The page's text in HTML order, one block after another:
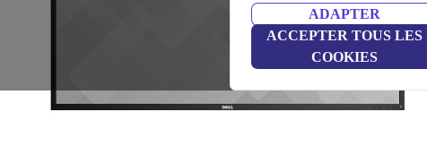
ADAPTER
ACCEPTER TOUS LES
COOKIES